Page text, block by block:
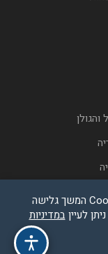
והגולן
לידיעתך, באתר זה נעשה שימוש בקבצי Cookies המשך גלישה
לעייןבמדיניות